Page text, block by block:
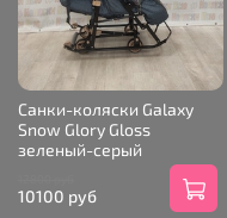
Санки-коляски Galaxy
Snow Glory Gloss
зеленый-серый
10100 руб